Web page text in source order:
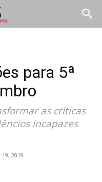
para 5ª
as críticas
incapazes
19, 2019